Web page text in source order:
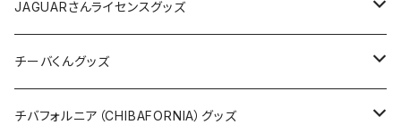
ホテルキーホルダー
ホテルキーホルダー
クリアファイル
Tシャツ
バッグ
ステッカー
缶バッジ
キャップ
バッグ
ステッカー
ステッカー
ステッカー
ステッカー大
缶バッジ
缶バッジ32mm
エコバッグ
JAGUARさんライセンスグッズ
Tシャツ
ステッカー
チーバくんグッズ
Tシャツ
チバフォルニア（CHIBAFORNIA）グッズ